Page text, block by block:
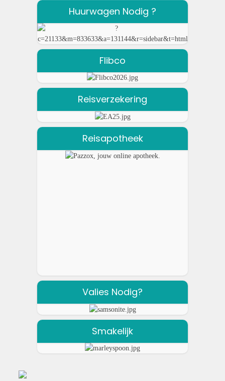
Huurwagen Nodig ?
Flibco
Reisverzekering
Reisapotheek
Valies Nodig?
Smakelijk